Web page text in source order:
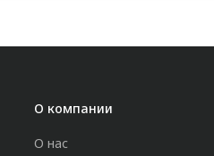
О компании
О нас